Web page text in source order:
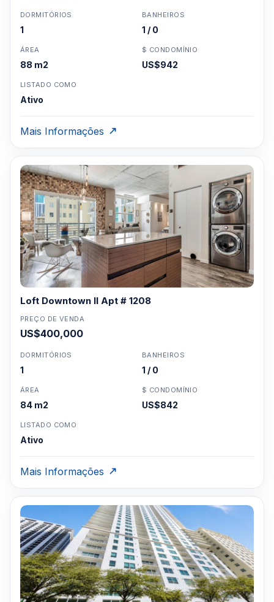
DORMITÓRIOS
1
BANHEIROS
1 / 0
ÁREA
88 m2
$ CONDOMÍNIO
US$942
LISTADO COMO
Ativo
Mais Informações
Loft Downtown II Apt # 1208
PREÇO DE VENDA
US$400,000
DORMITÓRIOS
1
BANHEIROS
1 / 0
ÁREA
84 m2
$ CONDOMÍNIO
US$842
LISTADO COMO
Ativo
Mais Informações